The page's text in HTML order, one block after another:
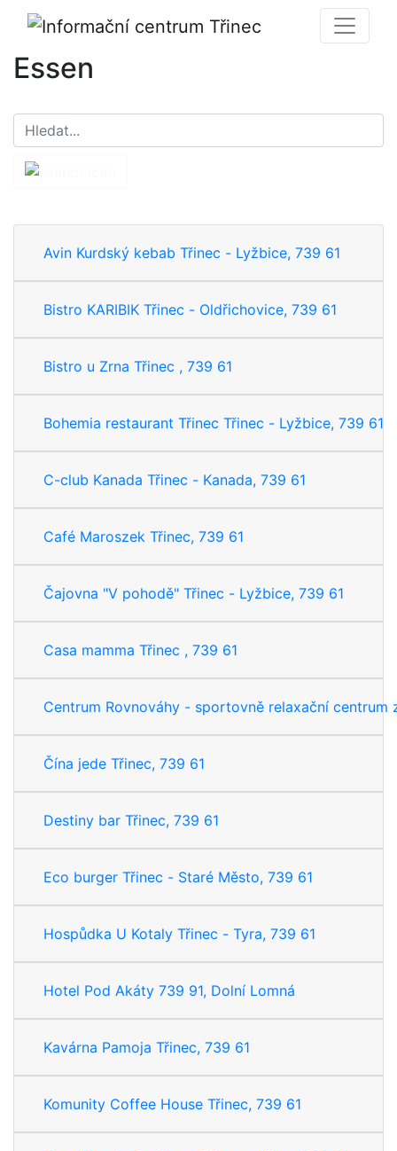
Essen
Avin Kurdský kebab Třinec - Lyžbice, 739 61
Bistro KARIBIK Třinec - Oldřichovice, 739 61
Bistro u Zrna Třinec , 739 61
Bohemia restaurant Třinec Třinec - Lyžbice, 739 61
C-club Kanada Třinec - Kanada, 739 61
Café Maroszek Třinec, 739 61
Čajovna "V pohodě" Třinec - Lyžbice, 739 61
Casa mamma Třinec , 739 61
Centrum Rovnováhy - sportovně relaxační centrum
Čína jede Třinec, 739 61
Destiny bar Třinec, 739 61
Eco burger Třinec - Staré Město, 739 61
Hospůdka U Kotaly Třinec - Tyra, 739 61
Hotel Pod Akáty 739 91, Dolní Lomná
Kavárna Pamoja Třinec, 739 61
Komunity Coffee House Třinec, 739 61